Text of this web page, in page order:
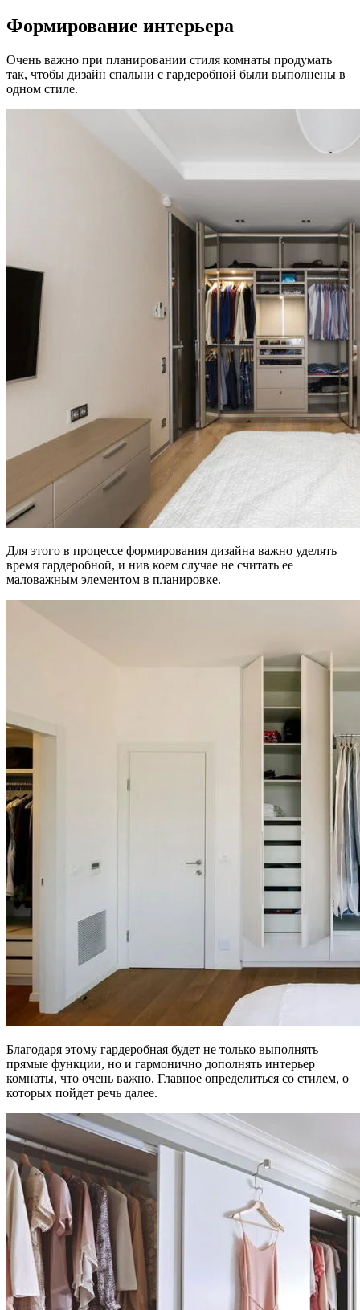
Формирование интерьера
Очень важно при планировании стиля комнаты продумать
так, чтобы дизайн спальни с гардеробной были выполнены в
одном стиле.
Для этого в процессе формирования дизайна важно уделять
время гардеробной, и нив коем случае не считать ее
маловажным элементом в планировке.
Благодаря этому гардеробная будет не только выполнять
прямые функции, но и гармонично дополнять интерьер
комнаты, что очень важно. Главное определиться со стилем, о
которых пойдет речь далее.